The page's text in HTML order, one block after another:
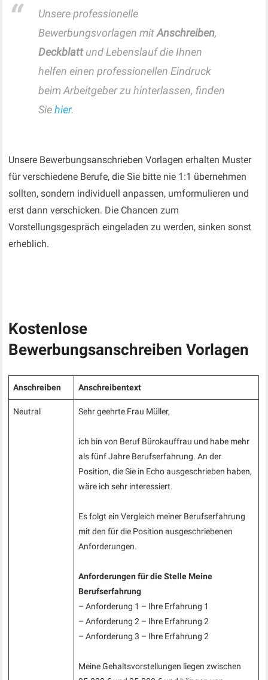
Unsere professionelle
Bewerbungsvorlagen mitAnschreiben,
Deckblattund Lebenslauf die Ihnen
helfen einen professionellen Eindruck
beim Arbeitgeber zu hinterlassen, finden
Siehier.
Unsere Bewerbungsanschrieben Vorlagen erhalten Muster
für verschiedene Berufe, die Sie bitte nie 1:1 übernehmen
sollten, sondern individuell anpassen, umformulieren und
erst dann verschicken. Die Chancen zum
Vorstellungsgespräch eingeladen zu werden, sinken sonst
erheblich.
Kostenlose
Bewerbungsanschreiben Vorlagen
Anschreiben Anschreibentext
Neutral Sehr geehrte Frau Müller,
ich bin von Beruf Bürokauffrau und habe mehr
als fünf Jahre Berufserfahrung. An der
Position, die Sie in Echo ausgeschrieben haben,
wäre ich sehr interessiert.
Es folgt ein Vergleich meiner Berufserfahrung
mit den für die Position ausgeschriebenen
Anforderungen.
Anforderungen für die Stelle Meine
Berufserfahrung
– Anforderung 1 – Ihre Erfahrung 1
– Anforderung 2 – Ihre Erfahrung 2
– Anforderung 3 – Ihre Erfahrung 2
Meine Gehaltsvorstellungen liegen zwischen